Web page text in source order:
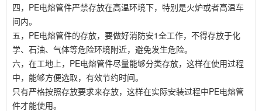
四，PE电熔管件严禁存放在高温环境下，特别是火炉或者高温车
间内。
五，PE电熔管件的存放，要做好消防安1全工作，不得存放于化
学、石油、气体等危险环境附近，避免发生危险。
六，在工地上，PE电熔管件尽量能够分类存放，这样在使用过程
中，能够方便选取，有效节约时间。
只有严格按照存放要求来存放，这样在实际安装过程中PE电熔管
件才能使用。